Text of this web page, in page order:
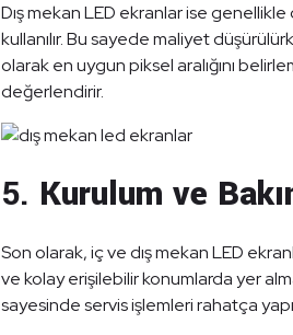
Dış mekan LED ekranlar ise
kullanılır. Bu sayede maliyet
olarak en uygun piksel aralığını
değerlendirir.
5. Kurulum ve
Son olarak, iç ve dış mekan LED
ve kolay erişilebilir konumlarda yer
sayesinde servis işlemleri rahatça